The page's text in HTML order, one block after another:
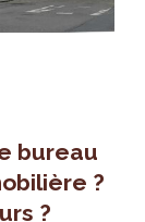
bureau
?
?